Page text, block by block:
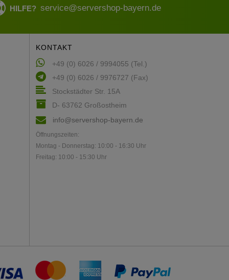
HILFE? service@servershop-bayern.de
KONTAKT
+49 (0) 6026 / 9994055 (Tel.)
+49 (0) 6026 / 9976727 (Fax)
Stockstädter Str. 15A
D- 63762 Großostheim
info@servershop-bayern.de
Öffnungszeiten:
Montag - Donnerstag: 10:00 - 16:30 Uhr
Freitag: 10:00 - 15:30 Uhr